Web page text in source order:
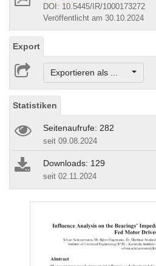
DOI: 10.5445/IR/1000173272
Veröffentlicht am 30.10.2024
Export
Exportieren als ...
Statistiken
Seitenaufrufe: 282
seit 09.08.2024
Downloads: 129
seit 02.11.2024